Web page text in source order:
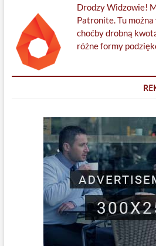
Drodzy Widzowie!
Patronite. Tu
choćby drobną
różne formy